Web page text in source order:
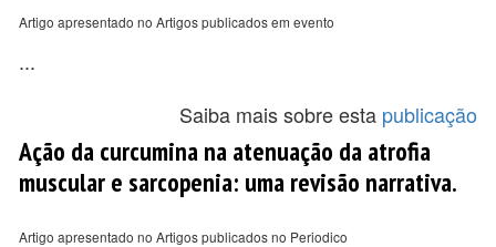
Artigo apresentado no Artigos publicados em evento
...
Saiba mais sobre esta publicação
Ação da curcumina na atenuação da atrofia
muscular e sarcopenia: uma revisão narrativa.
Artigo apresentado no Artigos publicados no Periodico